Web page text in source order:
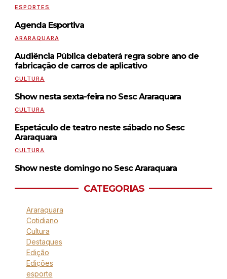
ESPORTES
Agenda Esportiva
ARARAQUARA
Audiência Pública debaterá regra sobre ano de
fabricação de carros de aplicativo
CULTURA
Show nesta sexta-feira no Sesc Araraquara
CULTURA
Espetáculo de teatro neste sábado no Sesc
Araraquara
CULTURA
Show neste domingo no Sesc Araraquara
CATEGORIAS
Araraquara
Cotidiano
Cultura
Destaques
Edição
Edições
esporte